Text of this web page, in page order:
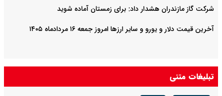
شرکت گاز مازندران هشدار داد: برای زمستان آماده شوید
آخرین قیمت دلار و یورو و سایر ارزها امروز جمعه ۱۶ مردادماه ۱۴۰۵
تبلیغات متنی